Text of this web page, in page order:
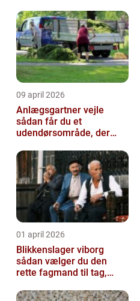
09 april 2026
Anlægsgartner vejle
sådan får du et
udendørsområde, der
01 april 2026
Blikkenslager viborg
sådan vælger du den
rette fagmand til tag,